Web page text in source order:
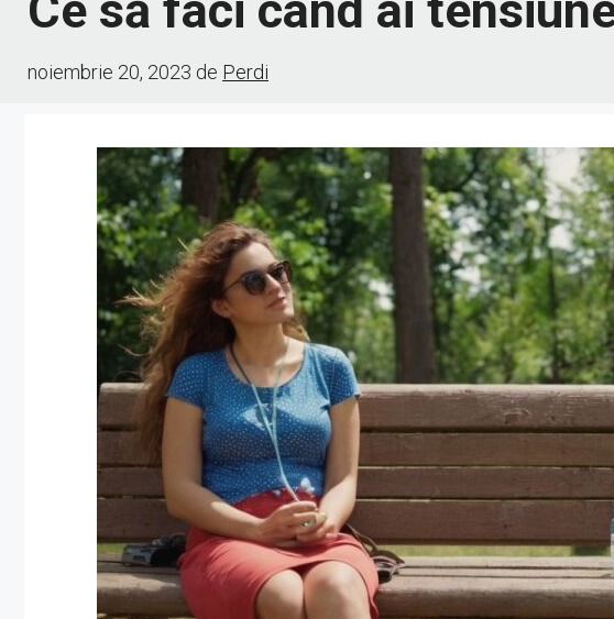
noiembrie 20, 2023 de Perdi